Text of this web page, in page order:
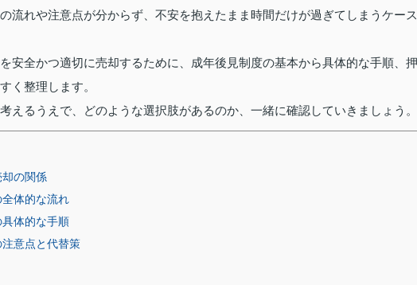
流れや注意点が分からず、不安を抱えたまま時間だけが過ぎてしまうケース
安全かつ適切に売却するために、成年後見制度の基本から具体的な手順、押
く整理します。
えるうえで、どのような選択肢があるのか、一緒に確認していきましょう。
却の関係
全体的な流れ
具体的な手順
注意点と代替策